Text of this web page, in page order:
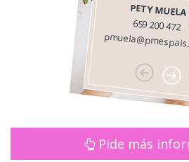
PETY MUELA
659 200 472
Pide más